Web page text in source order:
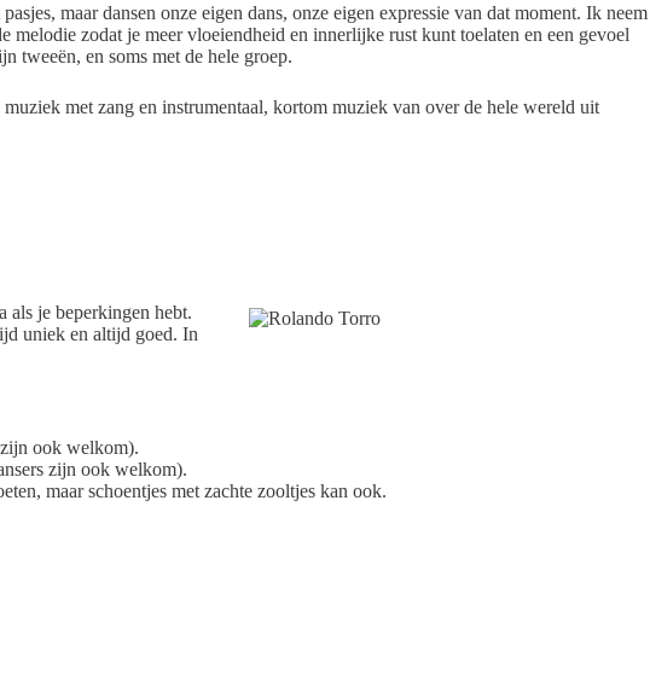
maar dansen onze eigen dans, onze eigen expressie van dat moment. Ik neem
zodat je meer vloeiendheid en innerlijke rust kunt toelaten en een gevoel
tweeën, en soms met de hele groep.
met zang en instrumentaal, kortom muziek van over de hele wereld uit
als je beperkingen hebt.
uniek en altijd goed. In
ook welkom).
zijn ook welkom).
maar schoentjes met zachte zooltjes kan ook.